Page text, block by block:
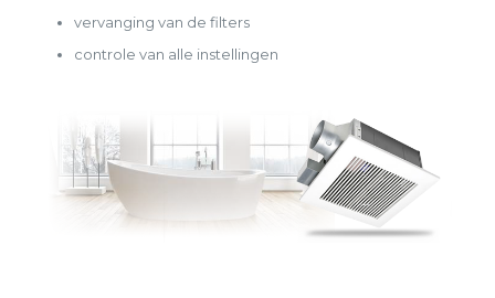
vervanging van de filters
controle van alle instellingen